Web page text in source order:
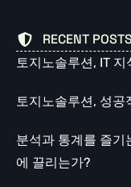
RECENT POSTS
토지노솔루션, IT
토지노솔루션, 성공
분석과 통계를 즐기
에 끌리는가?